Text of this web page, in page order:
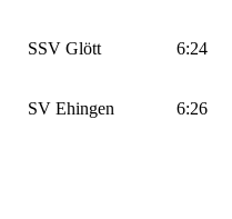
SSV Glött 6:24
SV Ehingen 6:26